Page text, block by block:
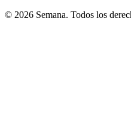
© 2026 Semana. Todos los